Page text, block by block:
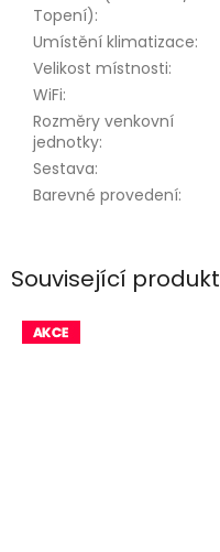
Související
Topení):
Umístění klimatizace:
Velikost místnosti:
WiFi:
Rozměry venkovní
jednotky:
Sestava:
Barevné provedení: